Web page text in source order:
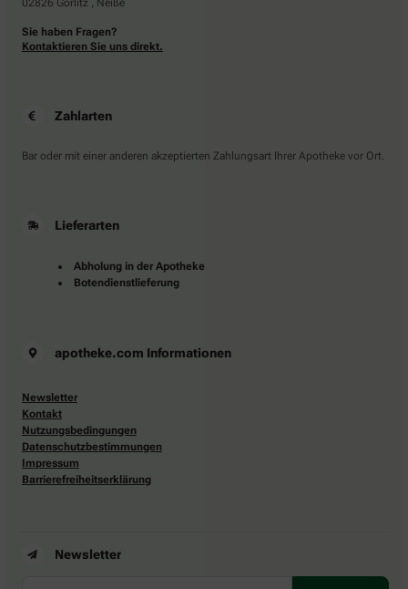
Sie haben Fragen?
Kontaktieren Sie uns direkt.
Zahlarten
Bar oder mit einer anderen akzeptierten Zahlungsart Ihrer Apotheke vor Ort.
Lieferarten
Abholung in der Apotheke
Botendienstlieferung
apotheke.com Informationen
Newsletter
Kontakt
Nutzungsbedingungen
Datenschutzbestimmungen
Impressum
Barrierefreiheitserklärung
Newsletter